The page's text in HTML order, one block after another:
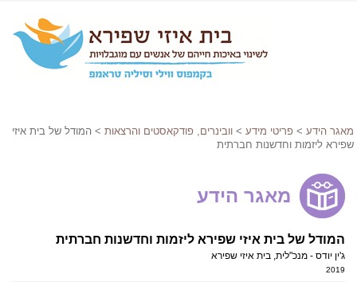
מאגר הידע > פריטי מידע > וובינרים, פודקאסטים והרצאות > המודל של בית איזי
שפירא ליזמות וחדשנות חברתית
מאגר הידע
המודל של בית איזי שפירא ליזמות וחדשנות חברתית
ג'ין יודס - מנכ"לית, בית איזי שפירא
2019